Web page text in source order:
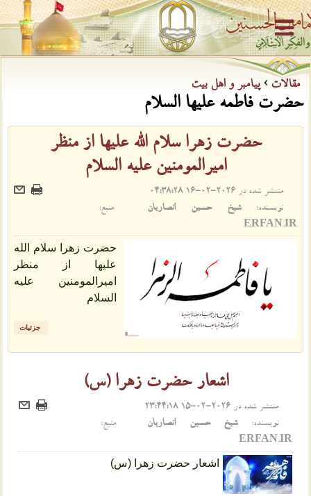
مقالات › پیامبر و اهل بیت
حضرت فاطمه علیها السلام
حضرت زهرا سلام الله عليها از منظر
اميرالمومنين عليه السلام
منتشر شده در 2026-02-16 04:38:28
نویسنده:شیخ حسین انصاریان
منبع:
ERFAN.IR
حضرت زهرا سلام الله
عليها از منظر
اميرالمومنين عليه
السلام
جزئیات
اشعار حضرت زهرا (س)
منتشر شده در 2026-02-15 23:44:18
نویسنده:شیخ حسین انصاریان
منبع:
ERFAN.IR
اشعار حضرت زهرا (س)